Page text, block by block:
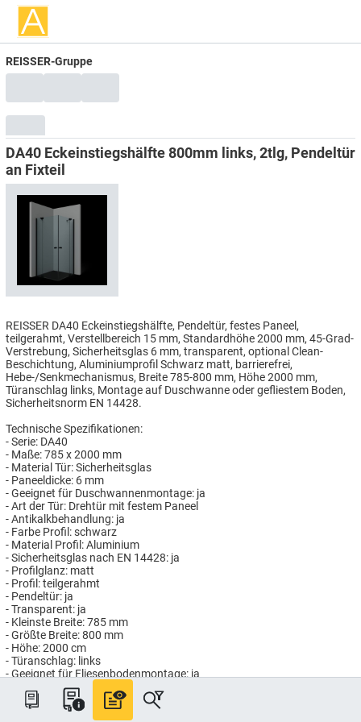
REISSER-Gruppe
DA40 Eckeinstiegshälfte 800mm links, 2tlg, Pendeltür
an Fixteil
REISSER DA40 Eckeinstiegshälfte, Pendeltür, festes Paneel,
teilgerahmt, Verstellbereich 15 mm, Standardhöhe 2000 mm, 45-Grad-
Verstrebung, Sicherheitsglas 6 mm, transparent, optional Clean-
Beschichtung, Aluminiumprofil Schwarz matt, barrierefrei,
Hebe-/Senkmechanismus, Breite 785-800 mm, Höhe 2000 mm,
Türanschlag links, Montage auf Duschwanne oder gefliestem Boden,
Sicherheitsnorm EN 14428.
Technische Spezifikationen:
- Serie: DA40
- Maße: 785 x 2000 mm
- Material Tür: Sicherheitsglas
- Paneeldicke: 6 mm
- Geeignet für Duschwannenmontage: ja
- Art der Tür: Drehtür mit festem Paneel
- Antikalkbehandlung: ja
- Farbe Profil: schwarz
- Material Profil: Aluminium
- Sicherheitsglas nach EN 14428: ja
- Profilglanz: matt
- Profil: teilgerahmt
- Pendeltür: ja
- Transparent: ja
- Kleinste Breite: 785 mm
- Größte Breite: 800 mm
- Höhe: 2000 cm
- Türanschlag: links
- Geeignet für Fliesenbodenmontage: ja
Artikelnummer: HG976504/80